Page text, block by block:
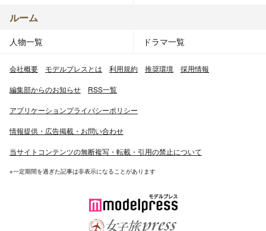
ルーム
人物一覧 ドラマ一覧
会社概要 モデルプレスとは 利用規約 推奨環境 採用情報
編集部からのお知らせ RSS一覧
アプリケーションプライバシーポリシー
情報提供・広告掲載・お問い合わせ
当サイトコンテンツの無断複写・転載・引用の禁止について
※一定期間を過ぎた記事は非表示になることがあります